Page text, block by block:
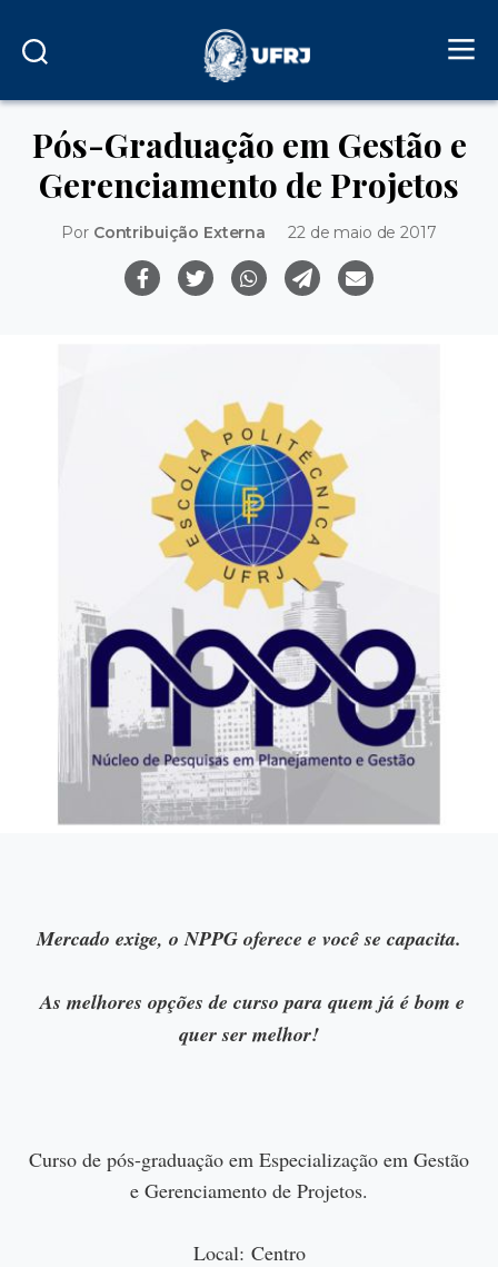
Pós-Graduação em Gestão e
Gerenciamento de Projetos
Por Contribuição Externa 22 de maio de 2017
Mercado exige, o NPPG oferece e você se capacita.
As melhores opções de curso para quem já é bom e
quer ser melhor!
Curso de pós-graduação em Especialização em Gestão
e Gerenciamento de Projetos.
Local: Centro